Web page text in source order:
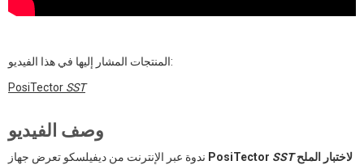
المنتجات المشار إليها في هذا الفيديو:
PosiTector SST
وصف الفيديو
PosiTector SSTلاختبار الملح